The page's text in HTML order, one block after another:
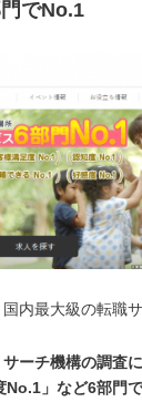
でNo.1
国内最大級の転職
ーチ機構の調査
No.1」など6部門